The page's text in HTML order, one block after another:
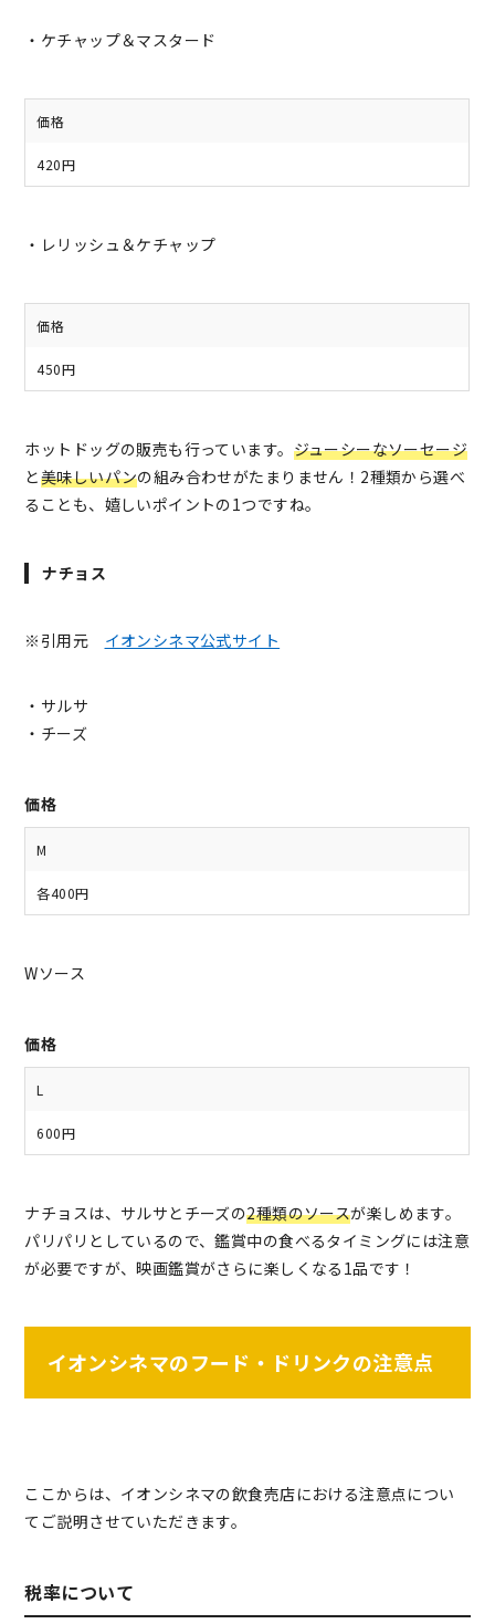
・ケチャップ＆マスタード
価格
420円
・レリッシュ＆ケチャップ
価格
450円
ホットドッグの販売も行っています。 ジューシーなソーセージ
と美味しいパンの組み合わせがたまりません！2種類から選べ
ることも、嬉しいポイントの1つですね。
ナチョス
※引用元 イオンシネマ公式サイト
・サルサ
・チーズ
価格
M
各400円
Wソース
価格
L
600円
ナチョスは、サルサとチーズの2種類のソースが楽しめます。
パリパリとしているので、鑑賞中の食べるタイミングには注意
が必要ですが、映画鑑賞がさらに楽しくなる1品です！
イオンシネマのフード・ドリンクの注意点
ここからは、イオンシネマの飲食売店における注意点につい
てご説明させていただきます。
税率について